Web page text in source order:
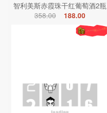
智利美斯赤霞珠干红葡萄酒2瓶
358.00
188.00